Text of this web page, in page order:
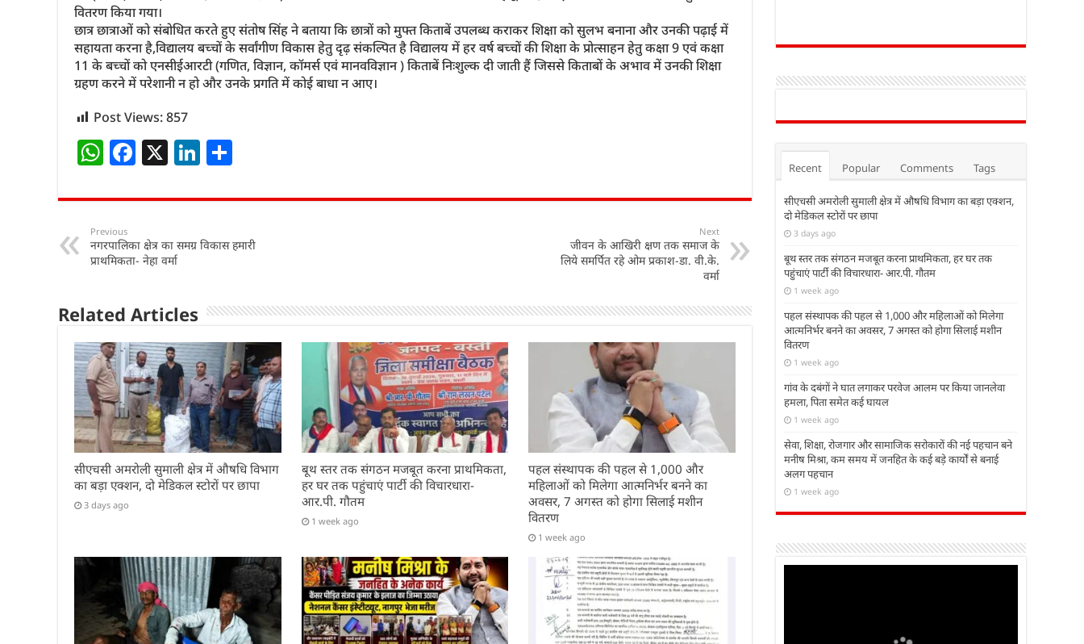
वितरण किया गया।
छात्र छात्राओं को संबोधित करते हुए संतोष सिंह ने बताया कि छात्रों को मुफ्त किताबें उपलब्ध कराकर शिक्षा को सुलभ बनाना और उनकी पढ़ाई में
सहायता करना है,विद्यालय बच्चों के सर्वांगीण विकास हेतु दृढ़ संकल्पित है विद्यालय में हर वर्ष बच्चों की शिक्षा के प्रोत्साहन हेतु कक्षा 9 एवं कक्षा
11 के बच्चों को एनसीईआरटी (गणित, विज्ञान, कॉमर्स एवं मानवविज्ञान ) किताबें निःशुल्क दी जाती हैं जिससे किताबों के अभाव में उनकी शिक्षा
ग्रहण करने में परेशानी न हो और उनके प्रगति में कोई बाधा न आए।
Post Views:857
W
at
s
A
p
F
c
e
b
o
k
X Li
k
e
dI
ar
Previous
नगरपालिका क्षेत्र का समग्र विकास हमारी
प्राथमिकता- नेहा वर्मा
Next
जीवन के आखिरी क्षण तक समाज के
लिये समर्पित रहे ओम प्रकाश-डा. वी.के.
वर्मा
Related Articles
सीएचसी अमरोली सुमाली क्षेत्र में औषधि विभाग
का बड़ा एक्शन, दो मेडिकल स्टोरों पर छापा
3 days ago
बूथ स्तर तक संगठन मजबूत करना प्राथमिकता,
हर घर तक पहुंचाएं पार्टी की विचारधारा-
आर.पी. गौतम
1 week ago
पहल संस्थापक की पहल से 1,000 और
महिलाओं को मिलेगा आत्मनिर्भर बनने का
अवसर, 7 अगस्त को होगा सिलाई मशीन
वितरण
1 week ago
Recent Popular Comments Tags
सीएचसी अमरोली सुमाली क्षेत्र में औषधि विभाग का बड़ा एक्शन,
दो मेडिकल स्टोरों पर छापा
3 days ago
बूथ स्तर तक संगठन मजबूत करना प्राथमिकता, हर घर तक
पहुंचाएं पार्टी की विचारधारा- आर.पी. गौतम
1 week ago
पहल संस्थापक की पहल से 1,000 और महिलाओं को मिलेगा
आत्मनिर्भर बनने का अवसर, 7 अगस्त को होगा सिलाई मशीन
वितरण
1 week ago
गांव के दबंगों ने घात लगाकर परवेज आलम पर किया जानलेवा
हमला, पिता समेत कई घायल
1 week ago
सेवा, शिक्षा, रोजगार और सामाजिक सरोकारों की नई पहचान बने
मनीष मिश्रा, कम समय में जनहित के कई बड़े कार्यों से बनाई
अलग पहचान
1 week ago